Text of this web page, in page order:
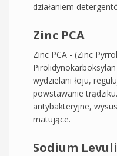
działaniem
Zinc PCA
Zinc PCA - (Zinc
wydzielani łoju,
powstawanie
antybakteryjne,
matujące.
Sodium